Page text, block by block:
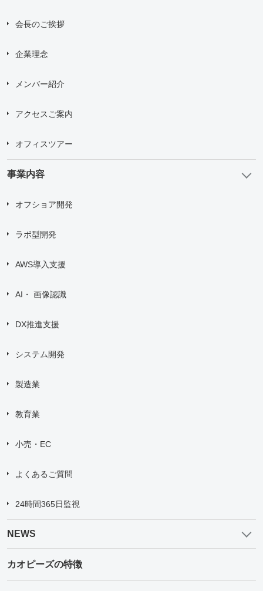
会長のご挨拶
企業理念
メンバー紹介
アクセスご案内
オフィスツアー
事業内容
オフショア開発
ラボ型開発
AWS導入支援
AI・ 画像認識
DX推進支援
システム開発
製造業
教育業
小売・EC
よくあるご質問
24時間365日監視
NEWS
カオピーズの特徴